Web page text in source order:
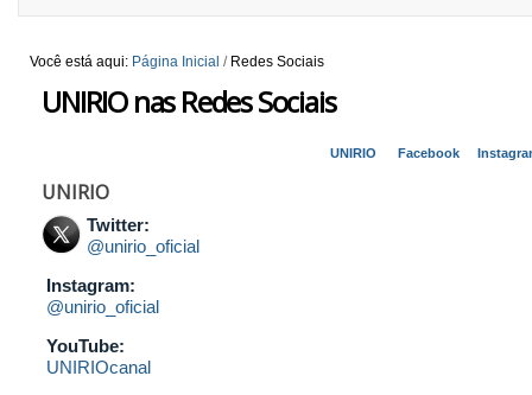
Você está aqui: Página Inicial / Redes Sociais
UNIRIO nas Redes Sociais
Facebook
UNIRIO
UNIRIO